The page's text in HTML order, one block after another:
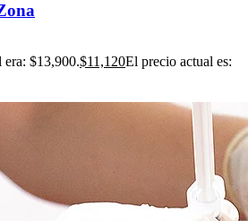
$13,900.$11,120El precio actual es: